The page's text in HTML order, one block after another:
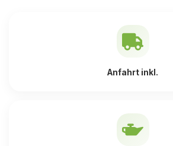
Anfahrt inkl.